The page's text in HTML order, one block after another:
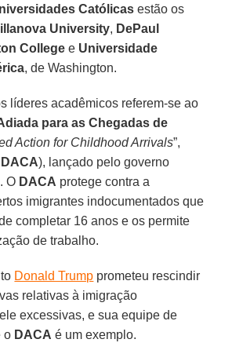
Católicas estão os
University, DePaul
College e Universidade
, de Washington.
líderes acadêmicos referem-se ao
para as Chegadas de
Action for Childhood Arrivals”,
DACA), lançado pelo governo
O DACA protege contra a
imigrantes indocumentados que
completar 16 anos e os permite
de trabalho.
Donald Trump prometeu rescindir
relativas à imigração
excessivas, e sua equipe de
o DACA é um exemplo.